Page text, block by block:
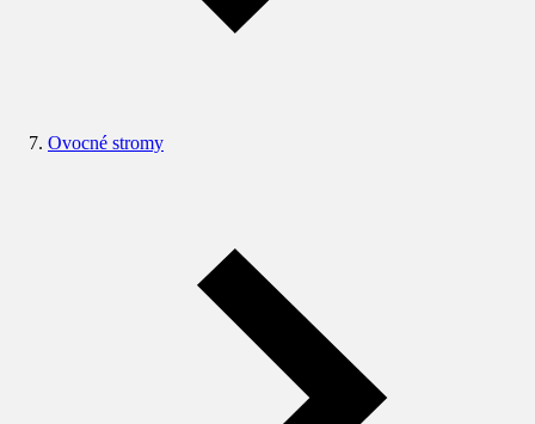
Ovocné stromy